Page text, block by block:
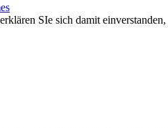
SIe sich damit